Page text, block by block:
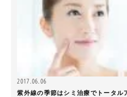
2017.06.06
紫外線の季節はシミ治療でトータル